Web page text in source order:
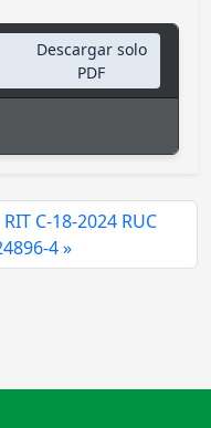
Descargar solo
PDF
RIT C-18-2024 RUC
4